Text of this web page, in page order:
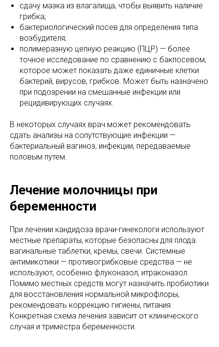
сдачу мазка из влагалища, чтобы выявить наличие
грибка;
бактериологический посев для определения типа
возбудителя;
полимеразную цепную реакцию (ПЦР) — более
точное исследование по сравнению с бакпосевом,
которое может показать даже единичные клетки
бактерий, вирусов, грибков. Может быть назначено
при подозрении на смешанные инфекции или
рецидивирующих случаях.
В некоторых случаях врач может рекомендовать
сдать анализы на сопутствующие инфекции —
бактериальный вагиноз, инфекции, передаваемые
половым путем.
Лечение молочницы при
беременности
При лечении кандидоза врачи-гинекологи используют
местные препараты, которые безопасны для плода:
вагинальные таблетки, кремы, свечи. Системные
антимикотики — противогрибковые средства — не
используют, особенно флуконазол, итраконазол.
Помимо местных средств могут назначить пробиотики
для восстановления нормальной микрофлоры,
рекомендовать коррекцию гигиены, питания.
Конкретная схема лечения зависит от клинического
случая и триместра беременности.